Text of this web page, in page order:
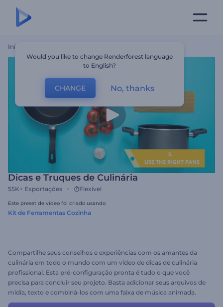
Início
Dicas e Truques de Culinária
55K+ Exportações Flexível
Este preset de vídeo foi criado usando
Kit de Ferramentas Cozinha
Compartilhe seus conselhos e experiências com os amantes da
culinária em todo o mundo com um vídeo de dicas de culinária
profissional. Esta pré-configuração pronta é tudo o que você
precisa para concluir seu projeto. Basta adicionar seus arquivos de
mídia, texto e combiná-los com uma faixa de música animada.
Experimente agora.
Would you like to change Renderforest language
to English?
CHANGE No, thanks